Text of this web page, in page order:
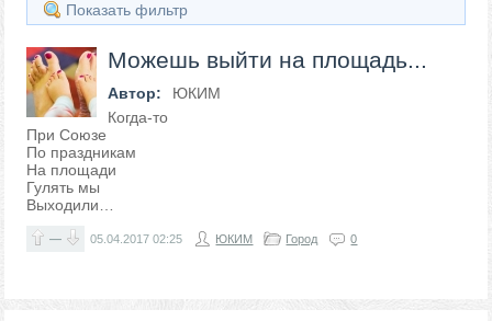
Показать фильтр
Можешь выйти на площадь...
Автор:
ЮКИМ
Когда-то
При Союзе
По праздникам
На площади
Гулять мы
Выходили…
— 05.04.201702:25 ЮКИМ Город 0